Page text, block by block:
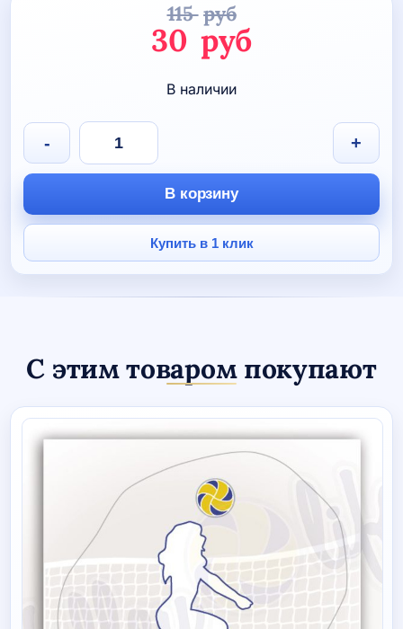
115 руб
цена
составляла
30 руб
Текущая
цена:
В наличии
Количество
товара
Shoyo
Hinata
зале
- +
В корзину
Купить в 1 клик
С этим товаром покупают